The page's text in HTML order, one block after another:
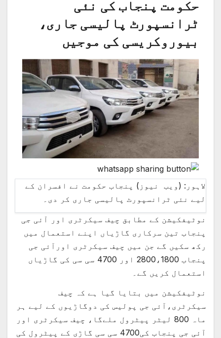
حکومت پنجاب کی نئی
ٹرانسپورٹ پالیسی جاری،
بیوروکریسی کی موجیں
لاہور: (ویب نیوز) پنجاب حکومت نے افسران کے
لیے نئی ٹرانسپورٹ پالیسی جاری کر دی۔
نوٹیفکیشن کے مطابق چیف سیکرٹری اور آئی جی
پنجاب تین سرکاری گاڑیاں اپنے استعمال میں
رکھ سکیں گے جن میں چیف سیکرٹری اورآئی جی
پنجاب 2800،1800 اور 4700 سی سی کی گاڑیاں
استعمال کریں گے۔
نوٹیفکیشن میں بتایا گیا ہے کہ چیف
سیکرٹری،آئی جی پولیس کی دوگاڑیوں کے لیے ہر
ماہ 800 لیٹر پیٹرول ملےگا، چیف سیکرٹری اور
آئی جی پنجاب کی4700 سی سی گاڑی کے پیٹرول کی